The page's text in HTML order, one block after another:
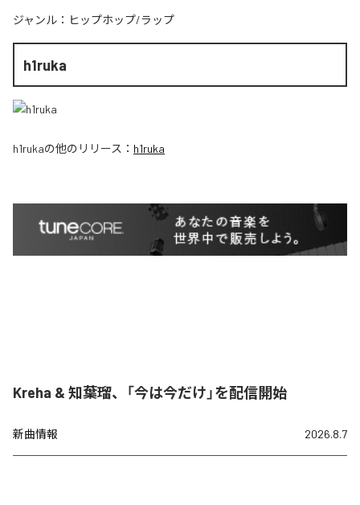
ジャンル： ヒップホップ/ラップ
h1ruka
h1rukaの他のリリース： h1ruka
Kreha & 知葉瑠、「今は今だけ」を配信開始
新曲情報 2026.8.7